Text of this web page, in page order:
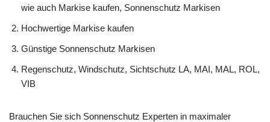
wie auch Markise kaufen, Sonnenschutz Markisen
Hochwertige Markise kaufen
Günstige Sonnenschutz Markisen
Regenschutz, Windschutz, Sichtschutz LA, MAI, MAL, ROL,
VIB
Brauchen Sie sich Sonnenschutz Experten in maximaler